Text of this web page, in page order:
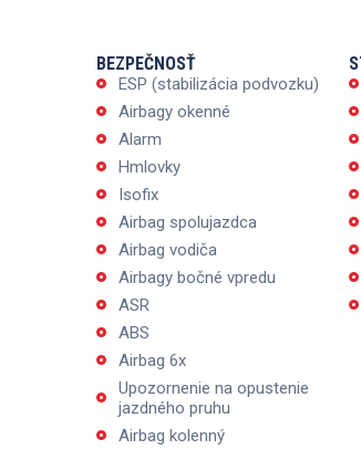
BEZPEČNOSŤ
ESP (stabilizácia podvozku)
Airbagy okenné
Alarm
Hmlovky
Isofix
Airbag spolujazdca
Airbag vodiča
Airbagy bočné vpredu
ASR
ABS
Airbag 6x
Upozornenie na opustenie
jazdného pruhu
Airbag kolenný